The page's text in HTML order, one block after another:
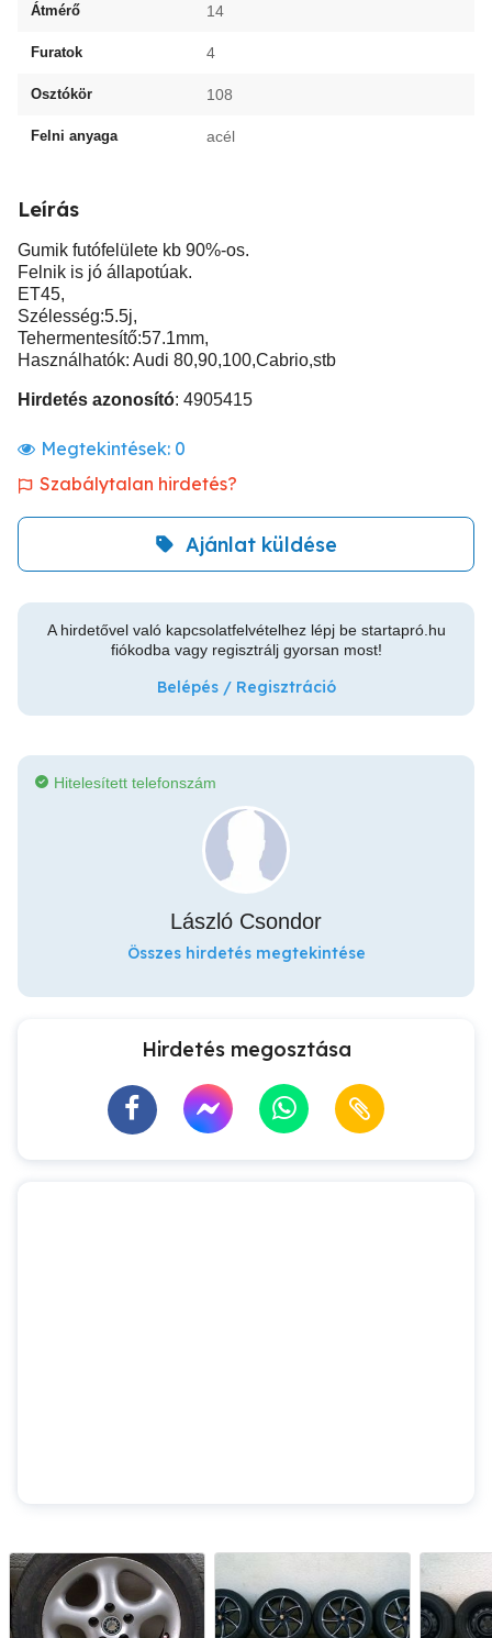
Átmérő 14
Furatok 4
Osztókör 108
Felni anyaga acél
Leírás
Gumik futófelülete kb 90%-os.
Felnik is jó állapotúak.
ET45,
Szélesség:5.5j,
Tehermentesítő:57.1mm,
Használhatók: Audi 80,90,100,Cabrio,stb
Hirdetés azonosító: 4905415
Megtekintések: 0
Szabálytalan hirdetés?
Ajánlat küldése
A hirdetővel való kapcsolatfelvételhez lépj be startapró.hu
fiókodba vagy regisztrálj gyorsan most!
Belépés / Regisztráció
Hitelesített telefonszám
László Csondor
Összes hirdetés megtekintése
Hirdetés megosztása